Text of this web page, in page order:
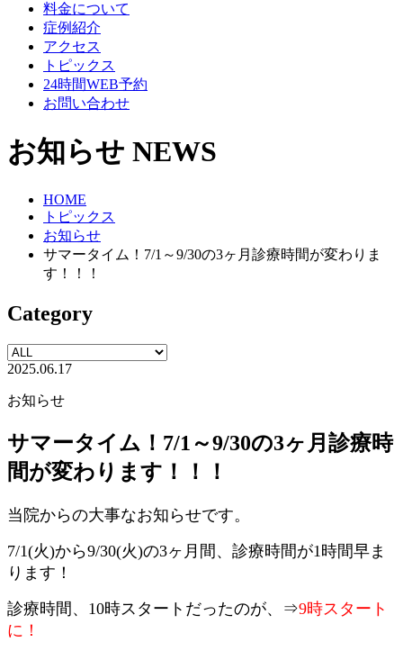
料金について
症例紹介
アクセス
トピックス
24時間WEB予約
お問い合わせ
お知らせ NEWS
HOME
トピックス
お知らせ
サマータイム！7/1～9/30の3ヶ月診療時間が変わりま
す！！！
Category
2025.06.17
お知らせ
サマータイム！7/1～9/30の3ヶ月診療時
間が変わります！！！
当院からの大事なお知らせです。
7/1(火)から9/30(火)の3ヶ月間、診療時間が1時間早ま
ります！
診療時間、10時スタートだったのが、⇒9時スタート
に！